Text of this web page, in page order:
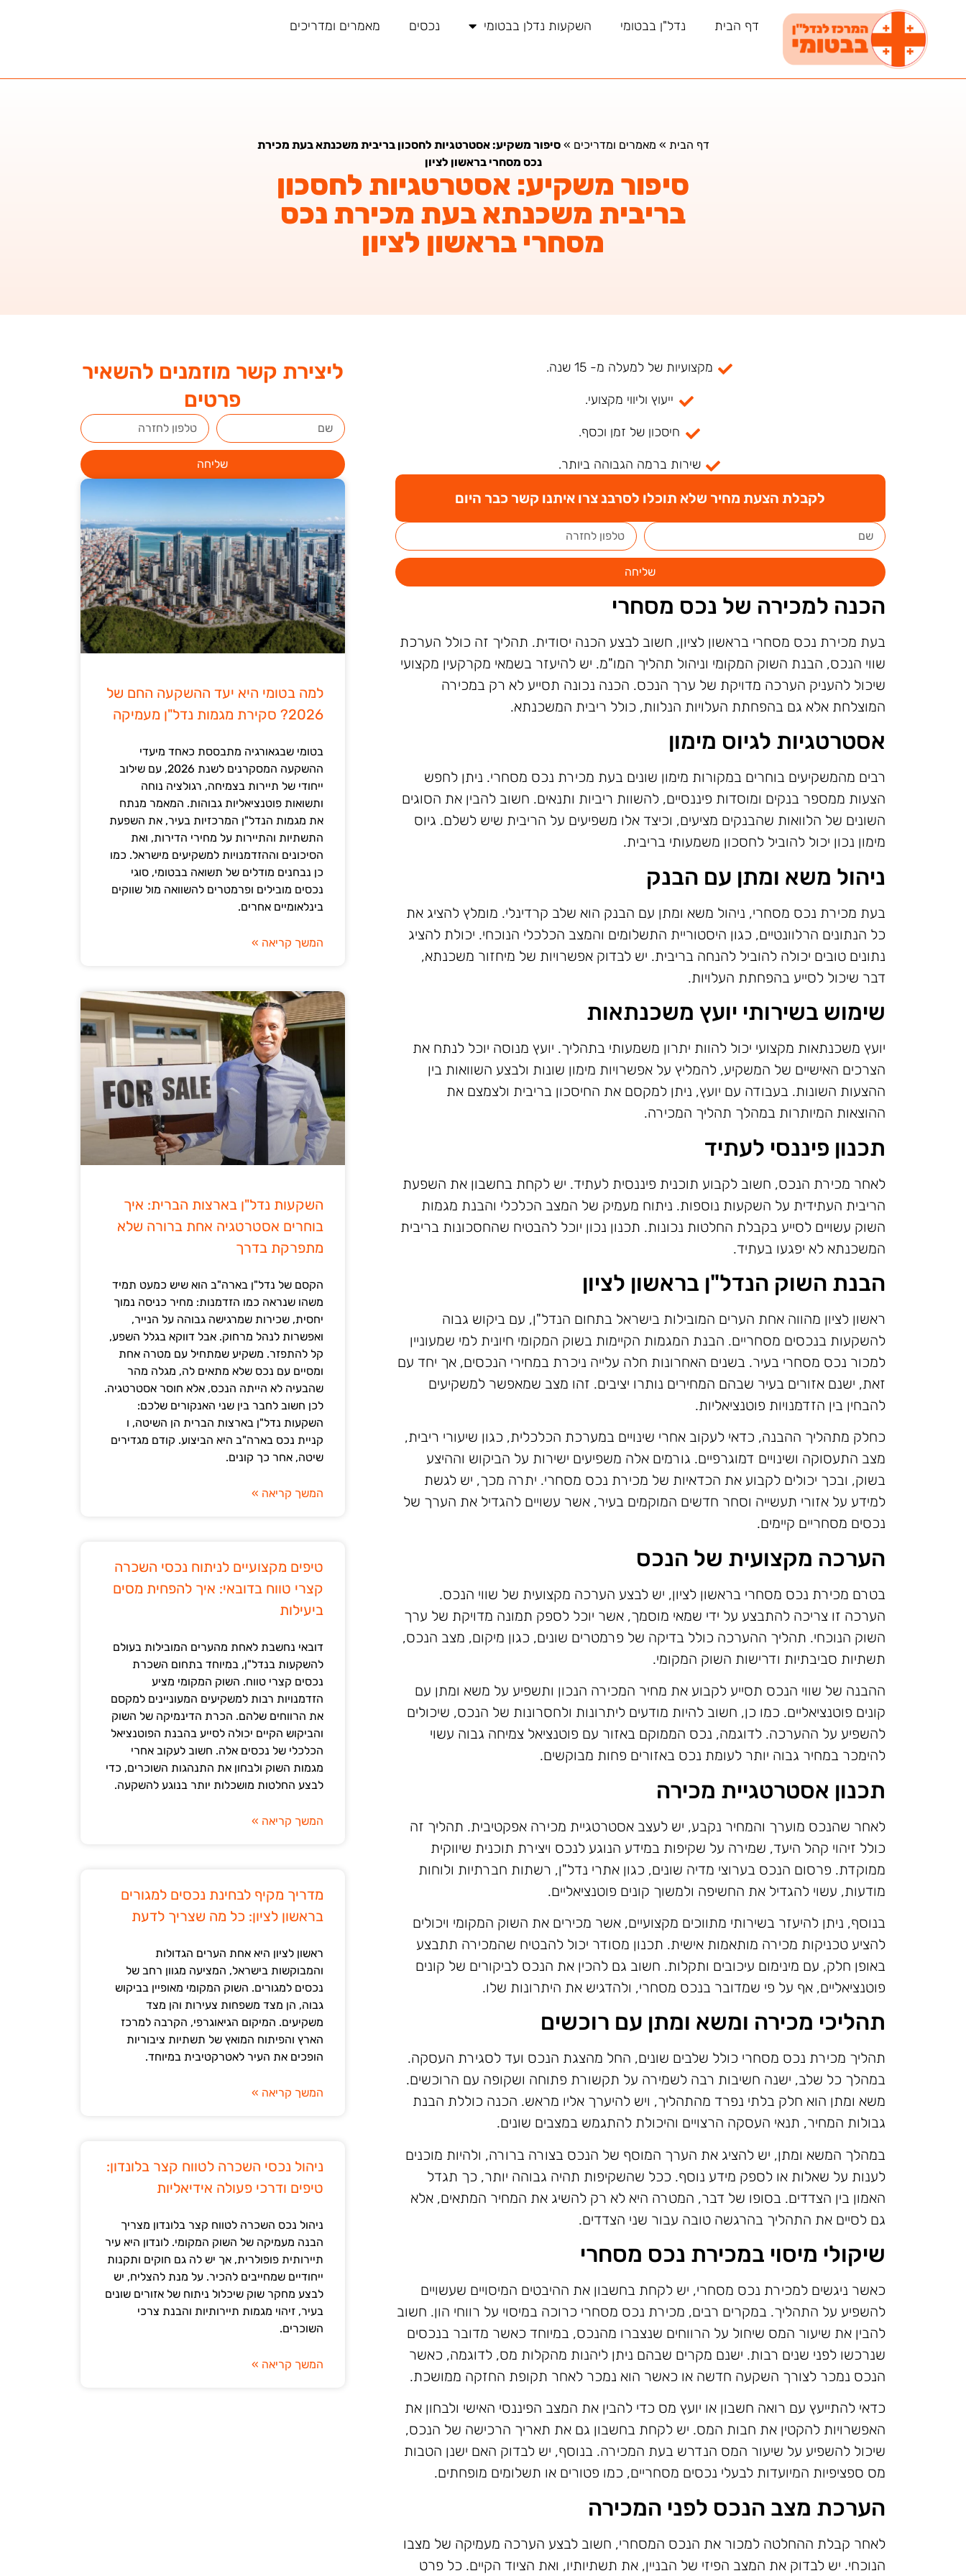
דף הבית נדל"ן בבטומי השקעות נדלן בבטומי נכסים מאמרים ומדריכים
דף הבית » מאמרים ומדריכים »סיפור משקיע: אסטרטגיות לחסכון בריבית משכנתא בעת מכירת
נכס מסחרי בראשון לציון
סיפור משקיע: אסטרטגיות לחסכון
בריבית משכנתא בעת מכירת נכס
מסחרי בראשון לציון
ליצירת קשר מוזמנים להשאיר
פרטים
שליחה
למה בטומי היא יעד ההשקעה החם של
2026? סקירת מגמות נדל"ן מעמיקה
בטומי שבגאורגיה מתבססת כאחד מיעדי
ההשקעה המסקרנים לשנת 2026, עם שילוב
ייחודי של תיירות בצמיחה, רגולציה נוחה
ותשואות פוטנציאליות גבוהות. המאמר מנתח
את מגמות הנדל"ן המרכזיות בעיר, את השפעת
התשתיות והתיירות על מחירי הדירות, ואת
הסיכונים וההזדמנויות למשקיעים מישראל. כמו
כן נבחנים מודלים של תשואה בבטומי, סוגי
נכסים מובילים ופרמטרים להשוואה מול שווקים
בינלאומיים אחרים.
המשך קריאה »
השקעות נדל"ן בארצות הברית: איך
בוחרים אסטרטגיה אחת ברורה שלא
מתפרקת בדרך
הקסם של נדל"ן בארה"ב הוא שיש כמעט תמיד
משהו שנראה כמו הזדמנות: מחיר כניסה נמוך
יחסית, שכירות שמרגישה גבוהה על הנייר,
ואפשרות לנהל מרחוק. אבל דווקא בגלל השפע,
קל להתפזר. משקיע שמתחיל עם מטרה אחת
ומסיים עם נכס שלא מתאים לה, מגלה מהר
שהבעיה לא הייתה הנכס, אלא חוסר אסטרטגיה.
לכן חשוב לחבר בין שני האנקורים שלכם:
השקעות נדל"ן בארצות הברית הן השיטה, ו
קניית נכס בארה"ב היא הביצוע. קודם מגדירים
שיטה, אחר כך קונים.
המשך קריאה »
טיפים מקצועיים לניתוח נכסי השכרה
קצרי טווח בדובאי: איך להפחית מסים
ביעילות
דובאי נחשבת לאחת מהערים המובילות בעולם
להשקעות בנדל"ן, במיוחד בתחום השכרת
נכסים קצרי טווח. השוק המקומי מציע
הזדמנויות רבות למשקיעים המעוניינים למקסם
את הרווחים שלהם. הכרת הדינמיקה של השוק
והביקוש הקיים יכולה לסייע בהבנת הפוטנציאל
הכלכלי של נכסים אלה. חשוב לעקוב אחרי
מגמות השוק ולבחון את התנהגות השוכרים, כדי
לבצע החלטות מושכלות יותר בנוגע להשקעה.
המשך קריאה »
מדריך מקיף לבחינת נכסים למגורים
בראשון לציון: כל מה שצריך לדעת
ראשון לציון היא אחת הערים הגדולות
והמבוקשות בישראל, המציעה מגוון רחב של
נכסים למגורים. השוק המקומי מאופיין בביקוש
גבוה, הן מצד משפחות צעירות והן מצד
משקיעים. המיקום הגיאוגרפי, הקרבה למרכז
הארץ והפיתוח המואץ של תשתיות ציבוריות
הופכים את העיר לאטרקטיבית במיוחד.
המשך קריאה »
ניהול נכסי השכרה לטווח קצר בלונדון:
טיפים ודרכי פעולה אידיאליות
ניהול נכס השכרה לטווח קצר בלונדון מצריך
הבנה מעמיקה של השוק המקומי. לונדון היא עיר
תיירותית פופולרית, אך יש לה גם חוקים ותקנות
ייחודיים שמחייבים להכיר. על מנת להצליח, יש
לבצע מחקר שוק שיכלול ניתוח של אזורים שונים
בעיר, זיהוי מגמות תיירותיות והבנת צרכי
השוכרים.
המשך קריאה »
מקצועיות של למעלה מ- 15 שנה.
ייעוץ וליווי מקצועי.
חיסכון של זמן וכסף.
שירות ברמה הגבוהה ביותר.
לקבלת הצעת מחיר שלא תוכלו לסרבנ צרו איתנו קשר כבר היום
שליחה
הכנה למכירה של נכס מסחרי
בעת מכירת נכס מסחרי בראשון לציון, חשוב לבצע הכנה יסודית. תהליך זה כולל הערכת
שווי הנכס, הבנת השוק המקומי וניהול תהליך המו"מ. יש להיעזר בשמאי מקרקעין מקצועי
שיכול להעניק הערכה מדויקת של ערך הנכס. הכנה נכונה תסייע לא רק במכירה
המוצלחת אלא גם בהפחתת העלויות הנלוות, כולל ריבית המשכנתא.
אסטרטגיות לגיוס מימון
רבים מהמשקיעים בוחרים במקורות מימון שונים בעת מכירת נכס מסחרי. ניתן לחפש
הצעות ממספר בנקים ומוסדות פיננסיים, להשוות ריביות ותנאים. חשוב להבין את הסוגים
השונים של הלוואות שהבנקים מציעים, וכיצד אלו משפיעים על הריבית שיש לשלם. גיוס
מימון נכון יכול להוביל לחסכון משמעותי בריבית.
ניהול משא ומתן עם הבנק
בעת מכירת נכס מסחרי, ניהול משא ומתן עם הבנק הוא שלב קרדינלי. מומלץ להציג את
כל הנתונים הרלוונטיים, כגון היסטוריית התשלומים והמצב הכלכלי הנוכחי. יכולת להציג
נתונים טובים יכולה להוביל להנחה בריבית. יש לבדוק אפשרויות של מיחזור משכנתא,
דבר שיכול לסייע בהפחתת העלויות.
שימוש בשירותי יועץ משכנתאות
יועץ משכנתאות מקצועי יכול להוות יתרון משמעותי בתהליך. יועץ מנוסה יוכל לנתח את
הצרכים האישיים של המשקיע, להמליץ על אפשרויות מימון שונות ולבצע השוואות בין
ההצעות השונות. בעבודה עם יועץ, ניתן למקסם את החיסכון בריבית ולצמצם את
ההוצאות המיותרות במהלך תהליך המכירה.
תכנון פיננסי לעתיד
לאחר מכירת הנכס, חשוב לקבוע תוכנית פיננסית לעתיד. יש לקחת בחשבון את השפעת
הריבית העתידית על השקעות נוספות. ניתוח מעמיק של המצב הכלכלי והבנת מגמות
השוק עשויים לסייע בקבלת החלטות נכונות. תכנון נכון יוכל להבטיח שהחסכונות בריבית
המשכנתא לא יפגעו בעתיד.
הבנת השוק הנדל"ן בראשון לציון
ראשון לציון מהווה אחת הערים המובילות בישראל בתחום הנדל"ן, עם ביקוש גבוה
להשקעות בנכסים מסחריים. הבנת המגמות הקיימות בשוק המקומי חיונית למי שמעוניין
למכור נכס מסחרי בעיר. בשנים האחרונות חלה עלייה ניכרת במחירי הנכסים, אך יחד עם
זאת, ישנם אזורים בעיר שבהם המחירים נותרו יציבים. זהו מצב שמאפשר למשקיעים
להבחין בין הזדמנויות פוטנציאליות.
כחלק מתהליך ההבנה, כדאי לעקוב אחרי שינויים במערכת הכלכלית, כגון שיעורי ריבית,
מצב התעסוקה ושינויים דמוגרפיים. גורמים אלה משפיעים ישירות על הביקוש וההיצע
בשוק, ובכך יכולים לקבוע את הכדאיות של מכירת נכס מסחרי. יתרה מכך, יש לגשת
למידע על אזורי תעשייה וסחר חדשים המוקמים בעיר, אשר עשויים להגדיל את הערך של
נכסים מסחריים קיימים.
הערכה מקצועית של הנכס
בטרם מכירת נכס מסחרי בראשון לציון, יש לבצע הערכה מקצועית של שווי הנכס.
הערכה זו צריכה להתבצע על ידי שמאי מוסמך, אשר יוכל לספק תמונה מדויקת של ערך
השוק הנוכחי. תהליך ההערכה כולל בדיקה של פרמטרים שונים, כגון מיקום, מצב הנכס,
תשתיות סביבתיות ודרישות השוק המקומי.
ההבנה של שווי הנכס תסייע לקבוע את מחיר המכירה הנכון ותשפיע על משא ומתן עם
קונים פוטנציאליים. כמו כן, חשוב להיות מודעים ליתרונות ולחסרונות של הנכס, שיכולים
להשפיע על ההערכה. לדוגמה, נכס הממוקם באזור עם פוטנציאל צמיחה גבוה עשוי
להימכר במחיר גבוה יותר לעומת נכס באזורים פחות מבוקשים.
תכנון אסטרטגיית מכירה
לאחר שהנכס מוערך והמחיר נקבע, יש לעצב אסטרטגיית מכירה אפקטיבית. תהליך זה
כולל זיהוי קהל היעד, שמירה על שקיפות במידע הנוגע לנכס ויצירת תוכנית שיווקית
ממוקדת. פרסום הנכס בערוצי מדיה שונים, כגון אתרי נדל"ן, רשתות חברתיות ולוחות
מודעות, עשוי להגדיל את החשיפה ולמשוך קונים פוטנציאליים.
בנוסף, ניתן להיעזר בשירותי מתווכים מקצועיים, אשר מכירים את השוק המקומי ויכולים
להציע טכניקות מכירה מותאמות אישית. תכנון מסודר יכול להבטיח שהמכירה תתבצע
באופן חלק, עם מינימום עיכובים ותקלות. חשוב גם להכין את הנכס לביקורים של קונים
פוטנציאליים, אף על פי שמדובר בנכס מסחרי, ולהדגיש את היתרונות שלו.
תהליכי מכירה ומשא ומתן עם רוכשים
תהליך מכירת נכס מסחרי כולל שלבים שונים, החל מהצגת הנכס ועד לסגירת העסקה.
במהלך כל שלב, ישנה חשיבות רבה לשמירה על תקשורת פתוחה ושקופה עם הרוכשים.
משא ומתן הוא חלק בלתי נפרד מהתהליך, ויש להיערך אליו מראש. הכנה כוללת הבנת
גבולות המחיר, תנאי העסקה הרצויים והיכולת להתגמש במצבים שונים.
במהלך המשא ומתן, יש להציג את הערך המוסף של הנכס בצורה ברורה, ולהיות מוכנים
לענות על שאלות או לספק מידע נוסף. ככל שהשקיפות תהיה גבוהה יותר, כך תגדל
האמון בין הצדדים. בסופו של דבר, המטרה היא לא רק להשיג את המחיר המתאים, אלא
גם לסיים את התהליך בהרגשה טובה עבור שני הצדדים.
שיקולי מיסוי במכירת נכס מסחרי
כאשר ניגשים למכירת נכס מסחרי, יש לקחת בחשבון את ההיבטים המיסויים שעשויים
להשפיע על התהליך. במקרים רבים, מכירת נכס מסחרי כרוכה במיסוי על רווחי הון. חשוב
להבין את שיעור המס שיחול על הרווחים שנצברו מהנכס, במיוחד כאשר מדובר בנכסים
שנרכשו לפני שנים רבות. ישנם מקרים שבהם ניתן ליהנות מהקלות מס, לדוגמה, כאשר
הנכס נמכר לצורך השקעה חדשה או כאשר הוא נמכר לאחר תקופת החזקה ממושכת.
כדאי להתייעץ עם רואה חשבון או יועץ מס כדי להבין את המצב הפיננסי האישי ולבחון את
האפשרויות להקטין את חבות המס. יש לקחת בחשבון גם את תאריך הרכישה של הנכס,
שיכול להשפיע על שיעור המס הנדרש בעת המכירה. בנוסף, יש לבדוק האם ישנן הטבות
מס ספציפיות המיועדות לבעלי נכסים מסחריים, כמו פטורים או תשלומים מופחתים.
הערכת מצב הנכס לפני המכירה
לאחר קבלת ההחלטה למכור את הנכס המסחרי, חשוב לבצע הערכה מעמיקה של מצבו
הנוכחי. יש לבדוק את המצב הפיזי של הבניין, את תשתיותיו, ואת הציוד הקיים. כל פרט